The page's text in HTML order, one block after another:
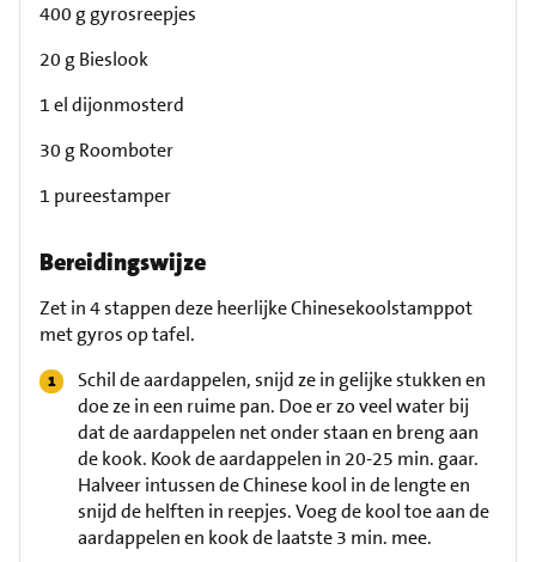
400 g gyrosreepjes
20 g Bieslook
1 el dijonmosterd
30 g Roomboter
1 pureestamper
Bereidingswijze
Zet in 4 stappen deze heerlijke Chinesekoolstamppot
met gyros op tafel.
Schil de aardappelen, snijd ze in gelijke stukken en
doe ze in een ruime pan. Doe er zo veel water bij
dat de aardappelen net onder staan en breng aan
de kook. Kook de aardappelen in 20-25 min. gaar.
Halveer intussen de Chinese kool in de lengte en
snijd de helften in reepjes. Voeg de kool toe aan de
aardappelen en kook de laatste 3 min. mee.